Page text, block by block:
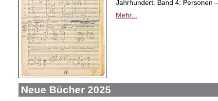
Jahrhundert. Band 4: Personen
Mehr...
Neue Bücher 2025